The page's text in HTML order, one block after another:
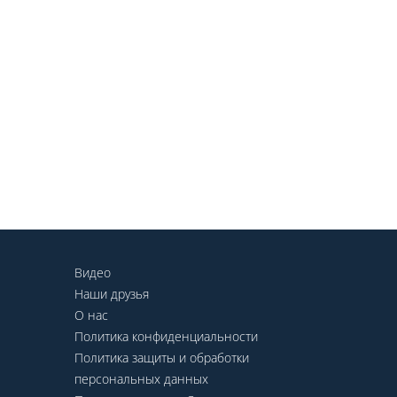
Видео
Наши друзья
О нас
Политика конфиденциальности
Политика защиты и обработки
персональных данных